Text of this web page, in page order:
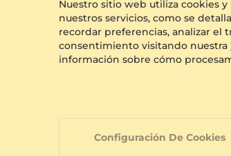
Nuestro sitio web utiliza cookies
nuestros servicios, como se
recordar preferencias, analizar el
consentimiento visitando nuestra
información sobre cómo
Configuración De Cookies